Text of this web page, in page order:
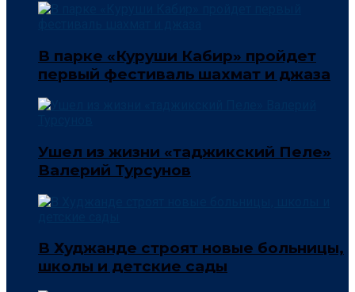
В парке «Куруши Кабир» пройдет
первый фестиваль шахмат и джаза
Ушел из жизни «таджикский Пеле»
Валерий Турсунов
В Худжанде строят новые больницы,
школы и детские сады